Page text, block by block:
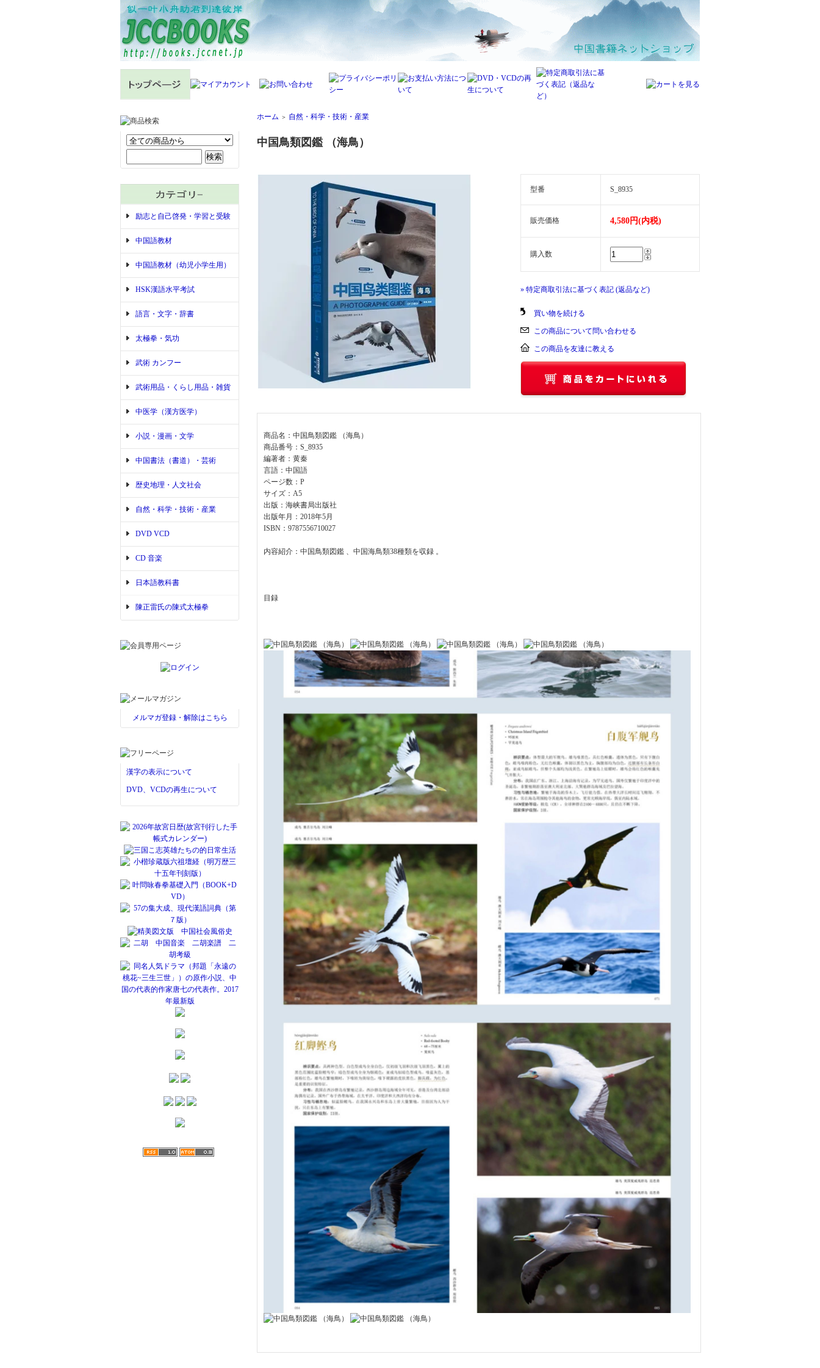
励志と自己啓発・学習と受験
中国語教材
中国語教材（幼児小学生用）
HSK漢語水平考試
語言・文字・辞書
太極拳・気功
武術 カンフー
武術用品・くらし用品・雑貨
中医学（漢方医学）
小説・漫画・文学
中国書法（書道）・芸術
歴史地理・人文社会
自然・科学・技術・産業
DVD VCD
CD 音楽
日本語教科書
陳正雷氏の陳式太極拳
メルマガ登録・解除はこちら
漢字の表示について
DVD、VCDの再生について
ホーム ＞ 自然・科学・技術・産業
中国鳥類図鑑 （海鳥）
型番 S_8935
販売価格 4,580円(内税)
購入数
» 特定商取引法に基づく表記 (返品など)
買い物を続ける
この商品について問い合わせる
この商品を友達に教える
商品名：中国鳥類図鑑 （海鳥）
商品番号：S_8935
編著者：黄秦
言語：中国語
ページ数：P
サイズ：A5
出版：海峡書局出版社
出版年月：2018年5月
ISBN：9787556710027
内容紹介：中国鳥類図鑑 、中国海鳥類38種類を収録 。
目録